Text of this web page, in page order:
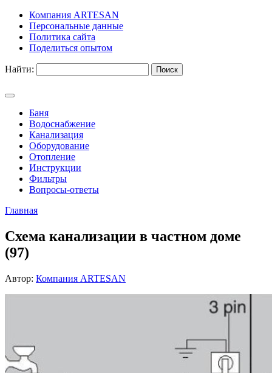
Компания ARTESAN
Персональные данные
Политика сайта
Поделиться опытом
Найти:
Баня
Водоснабжение
Канализация
Оборудование
Отопление
Инструкции
Фильтры
Вопросы-ответы
Главная
Схема канализации в частном доме
(97)
Автор: Компания ARTESAN